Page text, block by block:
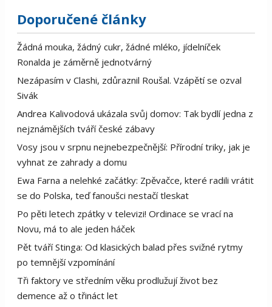
Doporučené články
Žádná mouka, žádný cukr, žádné mléko, jídelníček
Ronalda je záměrně jednotvárný
Nezápasím v Clashi, zdůraznil Roušal. Vzápětí se ozval
Sivák
Andrea Kalivodová ukázala svůj domov: Tak bydlí jedna z
nejznámějších tváří české zábavy
Vosy jsou v srpnu nejnebezpečnější: Přírodní triky, jak je
vyhnat ze zahrady a domu
Ewa Farna a nelehké začátky: Zpěvačce, které radili vrátit
se do Polska, teď fanoušci nestačí tleskat
Po pěti letech zpátky v televizi! Ordinace se vrací na
Novu, má to ale jeden háček
Pět tváří Stinga: Od klasických balad přes svižné rytmy
po temnější vzpomínání
Tři faktory ve středním věku prodlužují život bez
demence až o třináct let